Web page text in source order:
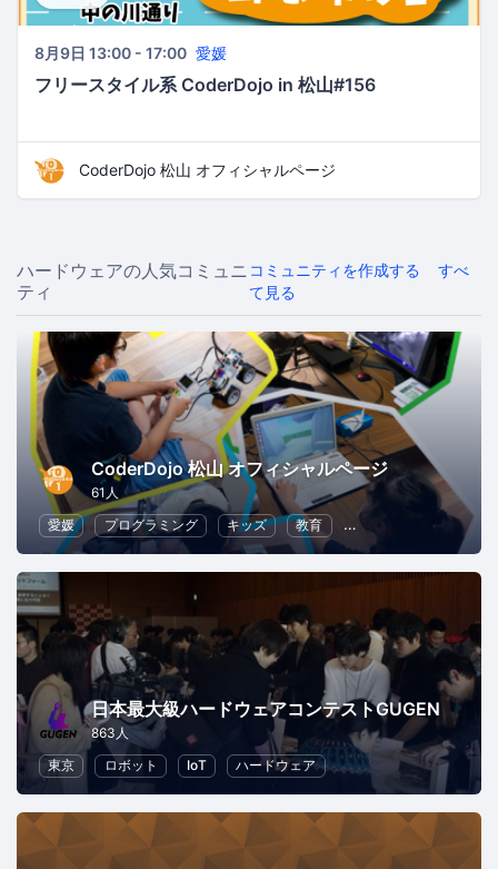
8月9日 13:00 - 17:00 愛媛
フリースタイル系 CoderDojo in 松山#156
CoderDojo 松山 オフィシャルページ
ハードウェアの人気コミュニ
ティ
コミュニティを作成する
すべ
て見る
CoderDojo 松山 オフィシャルページ
61人
愛媛
プログラミング キッズ 教育 ハードウェア ボラ
日本最大級ハードウェアコンテストGUGEN
863人
東京
ロボット IoT ハードウェア